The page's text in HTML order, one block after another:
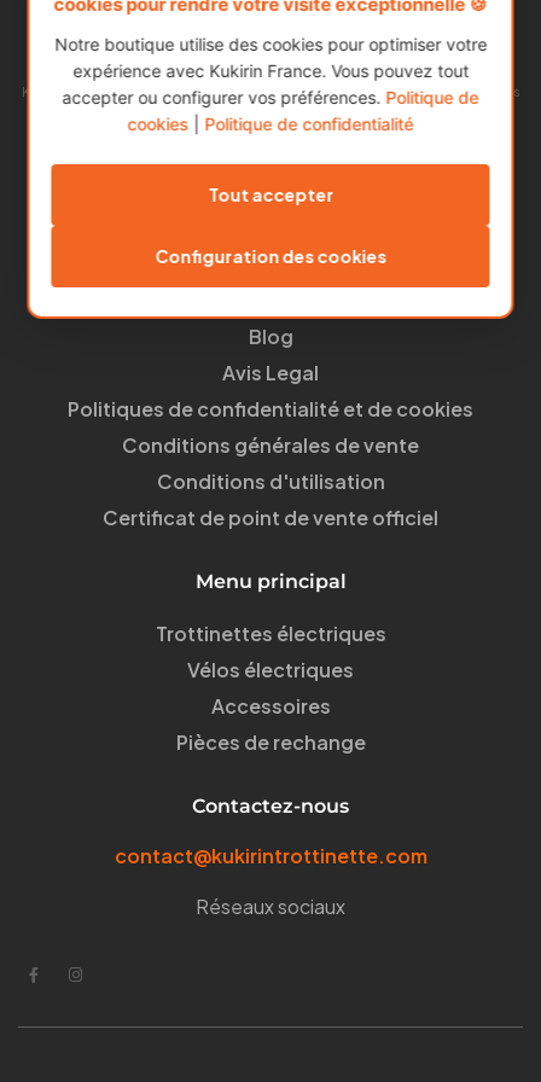
Kukirin est l’une des marques de trottinettes électriques les plus populaires
en Europe.
Notre succès repose sur l’alliance entre une excellente qualité et des prix
Liens utiles
Mon compte
Blog
Avis Legal
Politiques de confidentialité et de cookies
Conditions générales de vente
Conditions d'utilisation
Certificat de point de vente officiel
Menu principal
Trottinettes électriques
Vélos électriques
Accessoires
Pièces de rechange
Contactez-nous
contact@kukirintrottinette.com
Réseaux sociaux
Notre boutique utilise des cookies pour optimiser votre
expérience avec Kukirin France. Vous pouvez tout
accepter ou configurer vos préférences. Politique de
cookies
Politique de confidentialité
Tout accepter
Configuration des cookies